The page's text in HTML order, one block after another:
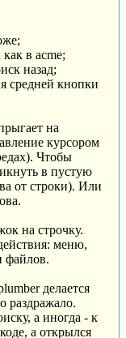
в acme;
назад;
средней кнопки
на
курсором
Чтобы
в пустую
от строки). Или
на строчку.
меню,
файлов.
делается
раздражало.
а иногда - к
а открылся